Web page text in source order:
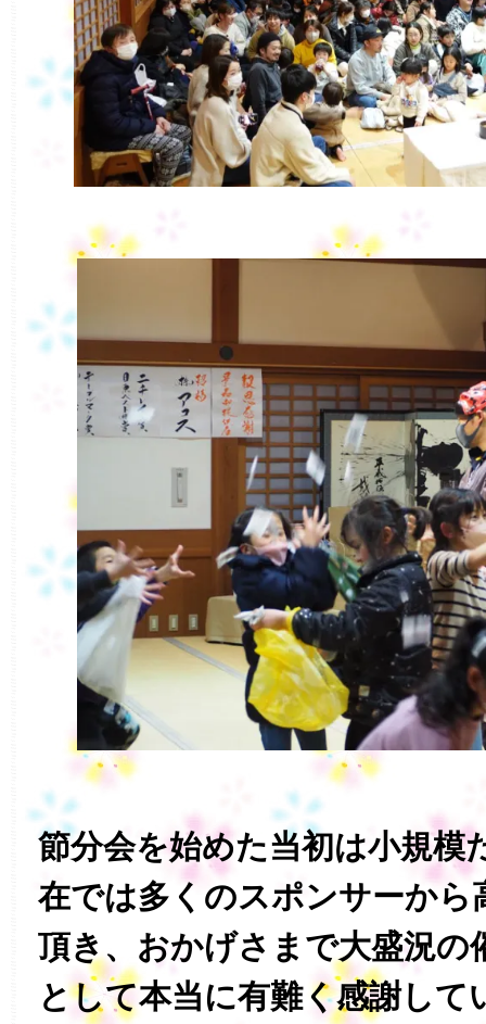
節分会を始めた当初は小規模
在では多くのスポンサーから
頂き、おかげさまで大盛況の
として本当に有難く感謝して